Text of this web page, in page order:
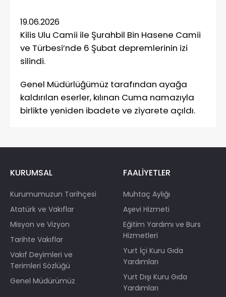
19.06.2026
Kilis Ulu Camii ile Şurahbil Bin Hasene Camii
ve Türbesi’nde 6 Şubat depremlerinin izi
silindi.
Genel Müdürlüğümüz tarafından ayağa
kaldırılan eserler, kılınan Cuma namazıyla
birlikte yeniden ibadete ve ziyarete açıldı.
KURUMSAL
Kurumumuzun Tarihçesi
Atatürk ve Vakıflar
Misyon ve Vizyon
Tarihte Vakıflar
Vakıf Deyimleri ve
Terimleri Sözlüğü
Genel Müdürümüz
FAALİYETLER
Muhtaç Aylığı
Aşevi Hizmeti
Eğitim Yardımı ve Burs
Hizmetleri
Yurt İçi Kuru Gıda
Yardımları
Yurt Dışı Kuru Gıda
Yardımları